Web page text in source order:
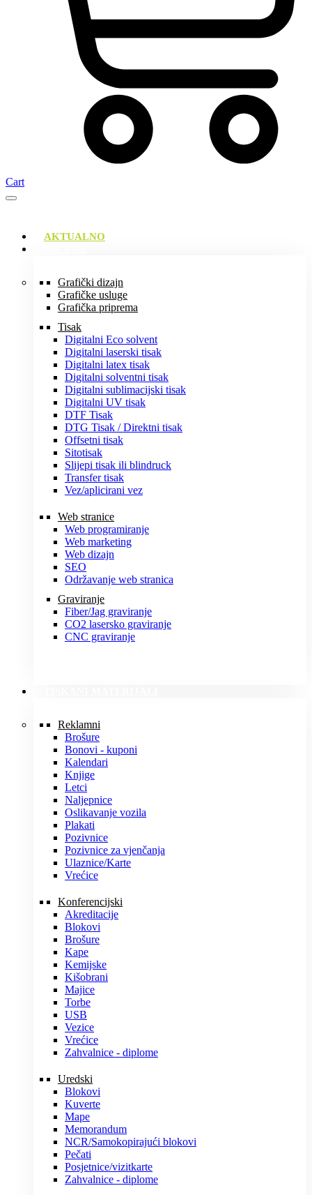
Cart
AKTUALNO
Grafički dizajn
Grafičke usluge
Grafička priprema
Tisak
Digitalni Eco solvent
Digitalni laserski tisak
Digitalni latex tisak
Digitalni solventni tisak
Digitalni sublimacijski tisak
Digitalni UV tisak
DTF Tisak
DTG Tisak / Direktni tisak
Offsetni tisak
Sitotisak
Slijepi tisak ili blindruck
Transfer tisak
Vez/aplicirani vez
Web stranice
Web programiranje
Web marketing
Web dizajn
SEO
Održavanje web stranica
Graviranje
Fiber/Jag graviranje
CO2 lasersko graviranje
CNC graviranje
Reklamni
Brošure
Bonovi - kuponi
Kalendari
Knjige
Letci
Naljepnice
Oslikavanje vozila
Plakati
Pozivnice
Pozivnice za vjenčanja
Ulaznice/Karte
Vrećice
Konferencijski
Akreditacije
Blokovi
Brošure
Kape
Kemijske
Kišobrani
Majice
Torbe
USB
Vezice
Vrećice
Zahvalnice - diplome
Uredski
Blokovi
Kuverte
Mape
Memorandum
NCR/Samokopirajući blokovi
Pečati
Posjetnice/vizitkarte
Zahvalnice - diplome